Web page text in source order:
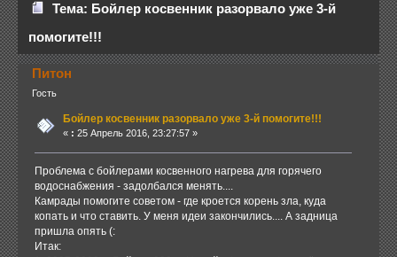
Тема: Бойлер косвенник разорвало уже 3-й
помогите!!!
Питон
Гость
Бойлер косвенник разорвало уже 3-й помогите!!!
« : 25 Апрель 2016, 23:27:57 »
Проблема с бойлерами косвенного нагрева для горячего
водоснабжения - задолбался менять....
Камрады помогите советом - где кроется корень зла, куда
копать и что ставить. У меня идеи закончились.... А задница
пришла опять (:
Итак: